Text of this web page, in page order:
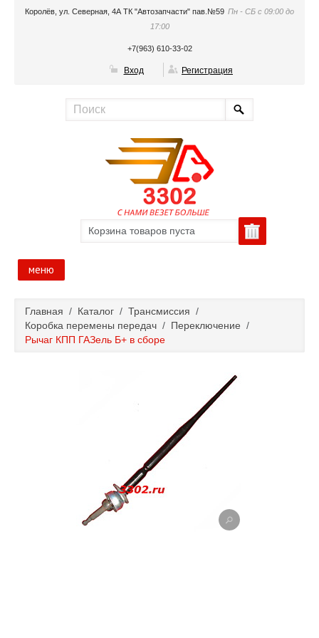
Королёв, ул. Северная, 4А ТК "Автозапчасти" пав.№59 Пн - СБ с 09:00 до
17:00
+7(963) 610-33-02
Вход Регистрация
Корзина товаров пуста
меню
Каталог
Главная / Каталог / Трансмиссия /
Коробка перемены передач / Переключение /
Рычаг КПП ГАЗель Б+ в сборе